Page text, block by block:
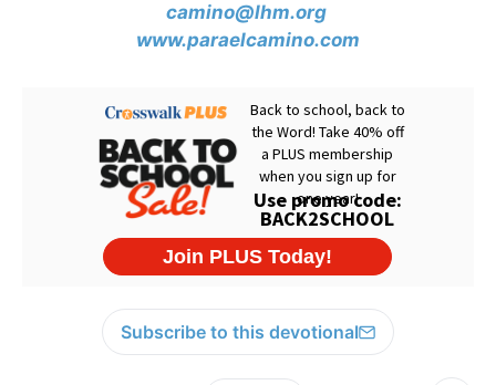
camino@lhm.org
www.paraelcamino.com
Subscribe to this devotional